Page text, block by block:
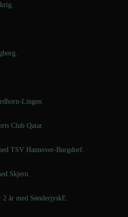
Lingen.
Club Qatar.
TSV Hannover-Burgdorf.
Skjern.
år med SønderjyskE.